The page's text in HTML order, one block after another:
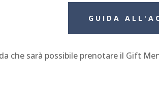
GUIDA
che sarà possibile prenotare il Gift